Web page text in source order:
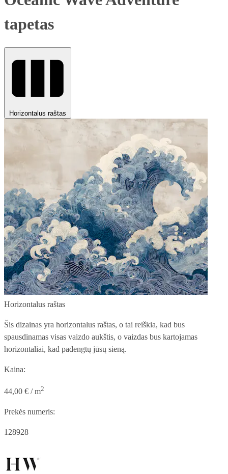
tapetas
Horizontalus raštas
Horizontalus raštas
Šis dizainas yra horizontalus raštas, o tai reiškia, kad bus
spausdinamas visas vaizdo aukštis, o vaizdas bus kartojamas
horizontaliai, kad padengtų jūsų sieną.
Kaina:
44,00 € / m2
Prekės numeris:
128928